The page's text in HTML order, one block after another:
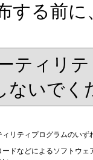
する前
ティリ
ないでく
リティプログラムのいず
ドなどによるソフトウ